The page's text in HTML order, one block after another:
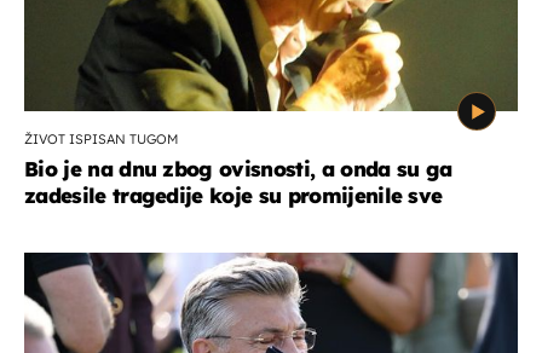
ŽIVOT ISPISAN TUGOM
Bio je na dnu zbog ovisnosti, a onda su ga
zadesile tragedije koje su promijenile sve